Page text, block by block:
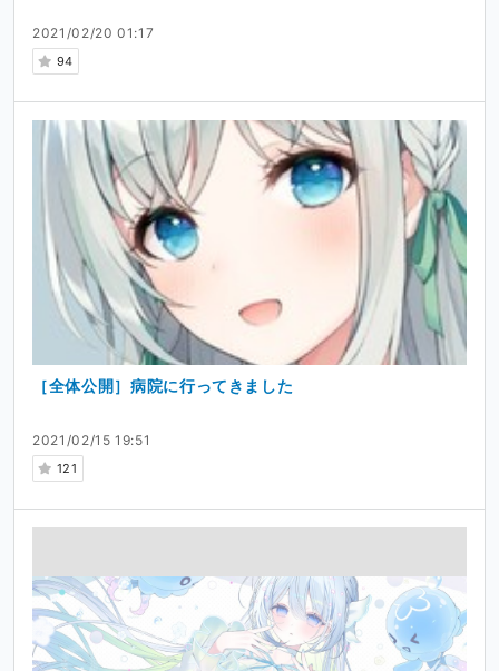
2021/02/20 01:17
94
2021/02/15 19:51
121
［全体公開］病院に行ってきました